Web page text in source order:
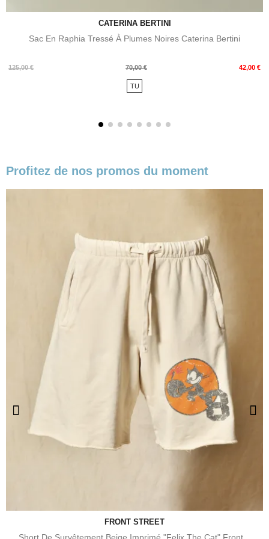
CATERINA BERTINI
Sac En Raphia Tressé À Plumes Noires Caterina Bertini
125,00 €
Prix
70,00 € 42,00 €
Prix
TU
Profitez de nos promos du moment
FRONT STREET
Short De Survêtement Beige Imprimé "Felix The Cat" Front...